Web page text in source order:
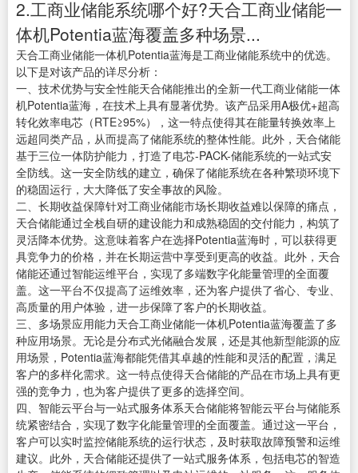
2.工商业储能系统哪个好?天合工商业储能一
体机Potentia蓝海覆盖多种场景...
天合工商业储能一体机Potentia蓝海是工商业储能系统中的优选。
以下是对该产品的详尽分析：
一、技术优势与安全性能天合储能推出的全新一代工商业储能一体
机Potentia蓝海，在技术上具有显著优势。该产品采用A极优+超高
转化效率电芯（RTE≥95%），这一特点使得其在能量转换效率上
远超同类产品，从而提高了储能系统的整体性能。此外，天合储能
基于三位一体防护能力，打造了电芯-PACK-储能系统的一站式安
全防线。这一安全防线的建立，确保了储能系统在各种繁琐环境下
的稳固运行，大大降低了安全事故的风险。
二、长期收益保障针对工商业储能市场长期收益难以保障的痛点，
天合储能通过全栈自研的建设能力和成熟稳固的交付能力，构筑了
灵活降本优势。这意味着客户在选择Potentia蓝海时，可以获得更
具竞争力的价格，并在长期运营中享受到更高的收益。此外，天合
储能还通过智能运维平台，实现了多端数字化能量管理的全面覆
盖。这一平台不仅提高了运维效率，还为客户提供了省心、专业、
高质量的用户体验，进一步保障了客户的长期收益。
三、多场景应用能力天合工商业储能一体机Potentia蓝海覆盖了多
种应用场景。无论是分布式光储融合发展，还是其他新型能源的应
用场景，Potentia蓝海都能凭借其卓越的性能和灵活的配置，满足
客户的多样化需求。这一特点使得天合储能的产品在市场上具有更
强的竞争力，也为客户提供了更多的选择空间。
四、智能云平台与一站式服务体系天合储能将智能云平台与储能系
统紧密结合，实现了数字化能量管理的全面覆盖。通过这一平台，
客户可以实时监控储能系统的运行状态，及时获取故障预警和运维
建议。此外，天合储能还提供了一站式服务体系，包括电芯的智造